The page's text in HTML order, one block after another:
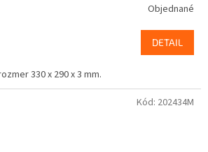
Objednané
DETAIL
330 x 290 x 3 mm.
Kód: 202434M